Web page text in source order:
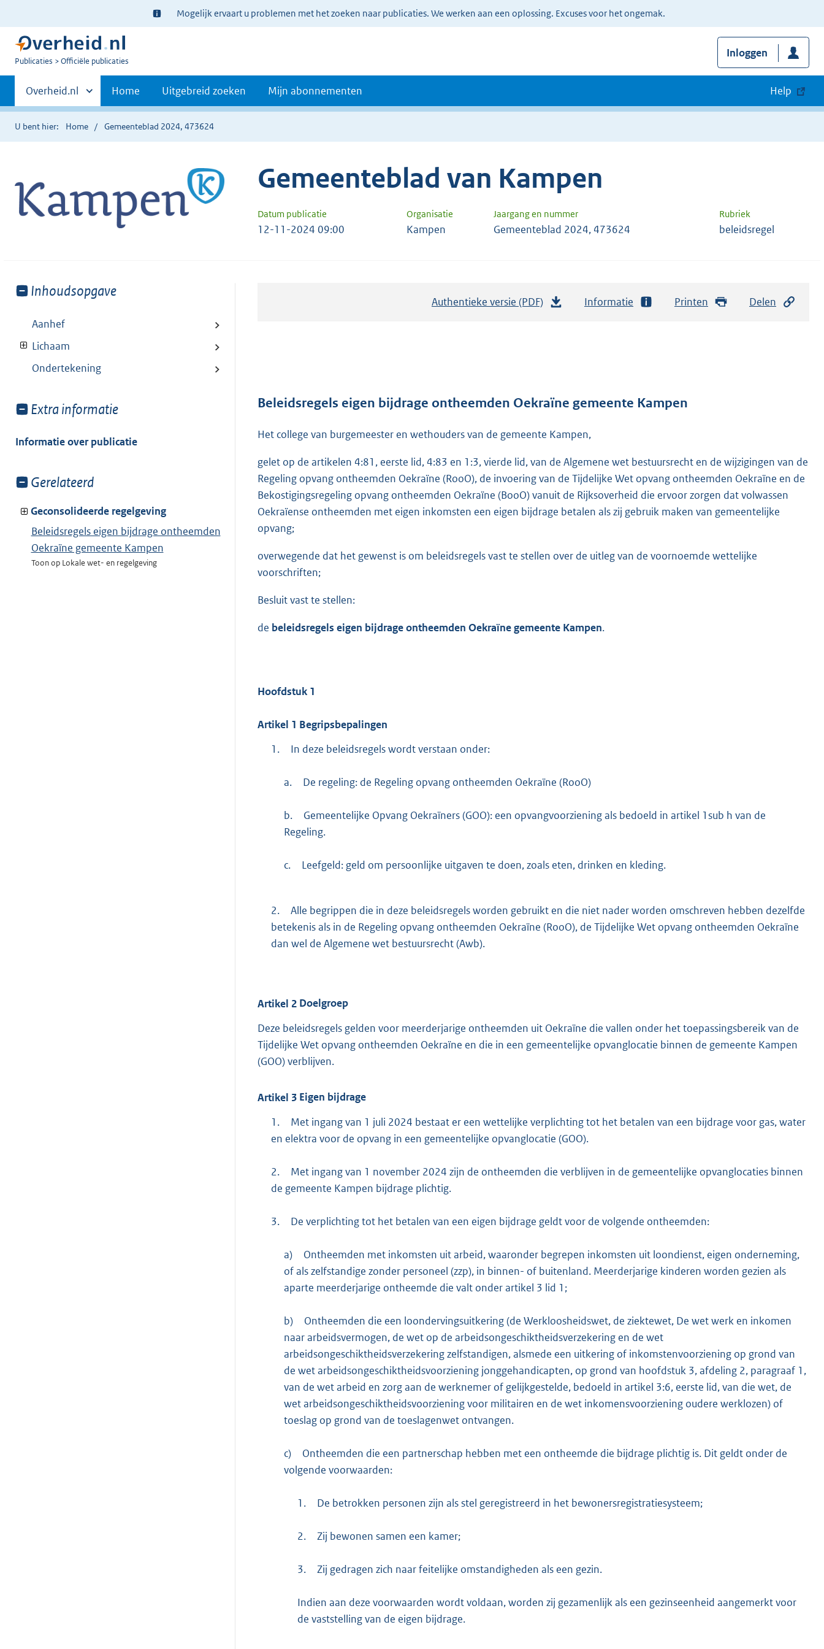
Ter
informatie:
Mogelijk ervaart u problemen met het zoeken naar publicaties. We werken aan een oplossing. Excuses voor het ongemak.
U
Publicaties Officiële publicaties
Inloggen
Primaire
navigatie
Andere
sites
binnen
Overheid.nl Home Uitgebreid zoeken Mijn abonnementen Help
U bent hier: Home Gemeenteblad 2024, 473624
Gemeenteblad van Kampen
Datum publicatie Organisatie Jaargang en nummer Rubriek
12-11-2024 09:00 Kampen Gemeenteblad 2024, 473624 beleidsregel
Toon
van:
Inhoudsopgave
Aanhef
Lichaam
Ondertekening
Toon
van:
Extra informatie
Informatie over publicatie
Toon
van:
Gerelateerd
Geconsolideerde regelgeving
Beleidsregels eigen bijdrage ontheemden
Oekraïne gemeente Kampen
Toon op Lokale wet- en regelgeving
Authentieke versie (PDF)
d
g
o
o
t
t
b
Informatie Printen Delen
Beleidsregels eigen bijdrage ontheemden Oekraïne gemeente Kampen
Het college van burgemeester en wethouders van de gemeente Kampen,
gelet op de artikelen 4:81, eerste lid, 4:83 en 1:3, vierde lid, van de Algemene wet bestuursrecht en de wijzigingen van de
Regeling opvang ontheemden Oekraïne (RooO), de invoering van de Tijdelijke Wet opvang ontheemden Oekraïne en de
Bekostigingsregeling opvang ontheemden Oekraïne (BooO) vanuit de Rijksoverheid die ervoor zorgen dat volwassen
Oekraïense ontheemden met eigen inkomsten een eigen bijdrage betalen als zij gebruik maken van gemeentelijke
opvang;
overwegende dat het gewenst is om beleidsregels vast te stellen over de uitleg van de voornoemde wettelijke
voorschriften;
Besluit vast te stellen:
de beleidsregels eigen bijdrage ontheemden Oekraïne gemeente Kampen.
Hoofdstuk 1
Artikel 1 Begripsbepalingen
1.
In deze beleidsregels wordt verstaan onder:
a. De regeling: de Regeling opvang ontheemden Oekraïne (RooO)
b.
Gemeentelijke Opvang Oekraïners (GOO): een opvangvoorziening als bedoeld in artikel 1sub h van de
Regeling.
c. Leefgeld: geld om persoonlijke uitgaven te doen, zoals eten, drinken en kleding.
2.
Alle begrippen die in deze beleidsregels worden gebruikt en die niet nader worden omschreven hebben dezelfde
betekenis als in de Regeling opvang ontheemden Oekraïne (RooO), de Tijdelijke Wet opvang ontheemden Oekraïne
dan wel de Algemene wet bestuursrecht (Awb).
Artikel 2 Doelgroep
Deze beleidsregels gelden voor meerderjarige ontheemden uit Oekraïne die vallen onder het toepassingsbereik van de
Tijdelijke Wet opvang ontheemden Oekraïne en die in een gemeentelijke opvanglocatie binnen de gemeente Kampen
(GOO) verblijven.
Artikel 3 Eigen bijdrage
1.
Met ingang van 1 juli 2024 bestaat er een wettelijke verplichting tot het betalen van een bijdrage voor gas, water
en elektra voor de opvang in een gemeentelijke opvanglocatie (GOO).
2.
Met ingang van 1 november 2024 zijn de ontheemden die verblijven in de gemeentelijke opvanglocaties binnen
de gemeente Kampen bijdrage plichtig.
3. De verplichting tot het betalen van een eigen bijdrage geldt voor de volgende ontheemden:
a)
Ontheemden met inkomsten uit arbeid, waaronder begrepen inkomsten uit loondienst, eigen onderneming,
of als zelfstandige zonder personeel (zzp), in binnen- of buitenland. Meerderjarige kinderen worden gezien als
aparte meerderjarige ontheemde die valt onder artikel 3 lid 1;
b)
Ontheemden die een loondervingsuitkering (de Werkloosheidswet, de ziektewet, De wet werk en inkomen
naar arbeidsvermogen, de wet op de arbeidsongeschiktheidsverzekering en de wet
arbeidsongeschiktheidsverzekering zelfstandigen, alsmede een uitkering of inkomstenvoorziening op grond van
de wet arbeidsongeschiktheidsvoorziening jonggehandicapten, op grond van hoofdstuk 3, afdeling 2, paragraaf 1,
van de wet arbeid en zorg aan de werknemer of gelijkgestelde, bedoeld in artikel 3:6, eerste lid, van die wet, de
wet arbeidsongeschiktheidsvoorziening voor militairen en de wet inkomensvoorziening oudere werklozen) of
toeslag op grond van de toeslagenwet ontvangen.
c)
Ontheemden die een partnerschap hebben met een ontheemde die bijdrage plichtig is. Dit geldt onder de
volgende voorwaarden:
1. De betrokken personen zijn als stel geregistreerd in het bewonersregistratiesysteem;
2. Zij bewonen samen een kamer;
3. Zij gedragen zich naar feitelijke omstandigheden als een gezin.
Indien aan deze voorwaarden wordt voldaan, worden zij gezamenlijk als een gezinseenheid aangemerkt voor
de vaststelling van de eigen bijdrage.